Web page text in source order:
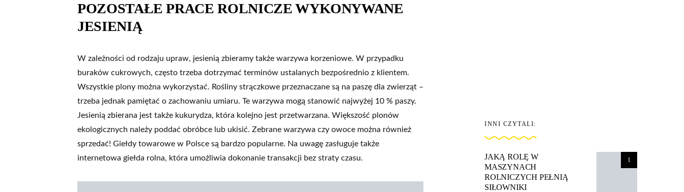
POZOSTAŁE PRACE ROLNICZE WYKONYWANE
JESIENIĄ
W zależności od rodzaju upraw, jesienią zbieramy także warzywa korzeniowe. W przypadku
buraków cukrowych, często trzeba dotrzymać terminów ustalanych bezpośrednio z klientem.
Wszystkie plony można wykorzystać. Rośliny strączkowe przeznaczane są na paszę dla zwierząt –
trzeba jednak pamiętać o zachowaniu umiaru. Te warzywa mogą stanowić najwyżej 10 % paszy.
Jesienią zbierana jest także kukurydza, która kolejno jest przetwarzana. Większość plonów
ekologicznych należy poddać obróbce lub ukisić. Zebrane warzywa czy owoce można również
sprzedać! Giełdy towarowe w Polsce są bardzo popularne. Na uwagę zasługuje także
internetowa giełda rolna, która umożliwia dokonanie transakcji bez straty czasu.
INNI CZYTALI:
1
JAKĄ ROLĘ W
MASZYNACH
ROLNICZYCH PEŁNIĄ
SIŁOWNIKI